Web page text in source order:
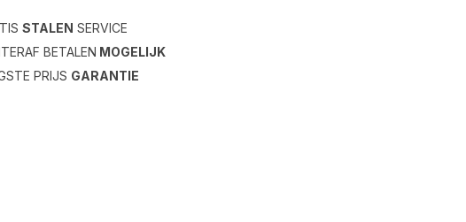
STALEN SERVICE
BETALEN MOGELIJK
PRIJS GARANTIE